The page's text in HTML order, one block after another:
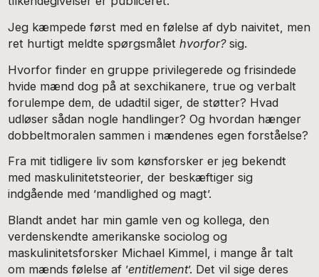
Jeg kæmpede først med en følelse af dyb naivitet, men
ret hurtigt meldte spørgsmålethvorfor?sig.
Hvorfor finder en gruppe privilegerede og frisindede
hvide mænd dog på at sexchikanere, true og verbalt
forulempe dem, de udadtil siger, de støtter? Hvad
udløser sådan nogle handlinger? Og hvordan hænger
dobbeltmoralen sammen i mændenes egen forståelse?
Fra mit tidligere liv som kønsforsker er jeg bekendt
med maskulinitetsteorier, der beskæftiger sig
indgående med ’mandlighed og magt’.
Blandt andet har min gamle ven og kollega, den
verdenskendte amerikanske sociolog og
maskulinitetsforsker Michael Kimmel, i mange år talt
om mænds følelse af ’entitlement’. Det vil sige deres